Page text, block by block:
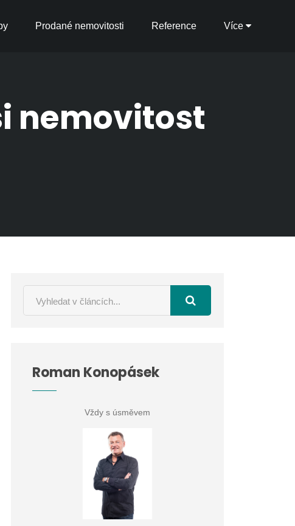
Prodané nemovitosti Reference Více
nemovitost
Roman Konopásek
Vždy s úsměvem